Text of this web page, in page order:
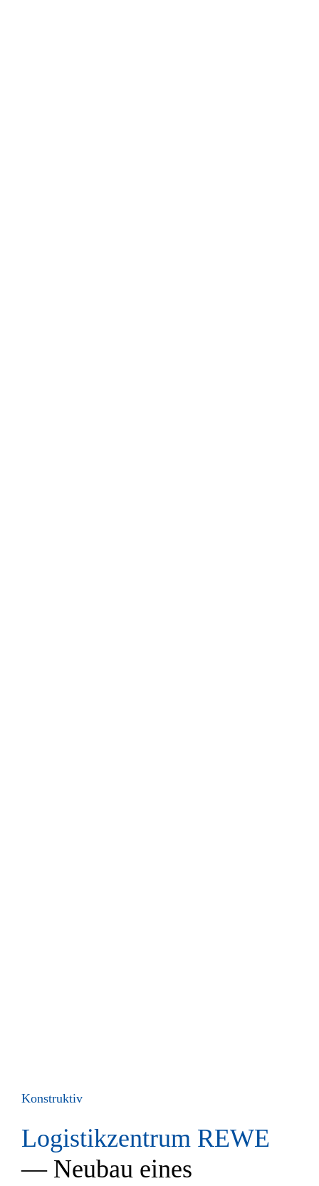
Konstruktiv
Logistikzentrum REWE
— Neubau eines